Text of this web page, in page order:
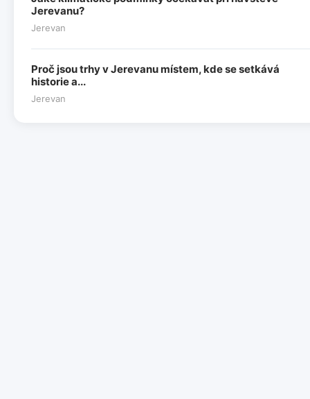
Jerevanu?
Jerevan
Proč jsou trhy v Jerevanu místem, kde se setkává
historie a...
Jerevan